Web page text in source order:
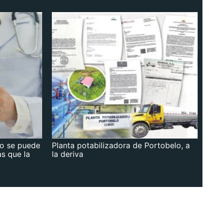
se puede
que la
Planta potabilizadora de Portobelo, a
la deriva